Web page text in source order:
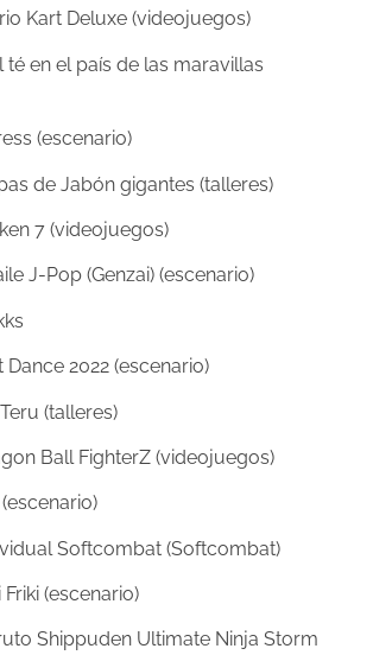
Kart Deluxe (videojuegos)
té en el país de las maravillas
(escenario)
de Jabón gigantes (talleres)
7 (videojuegos)
J-Pop (Genzai) (escenario)
Dance 2022 (escenario)
(talleres)
Ball FighterZ (videojuegos)
Softcombat (Softcombat)
(escenario)
Shippuden Ultimate Ninja Storm